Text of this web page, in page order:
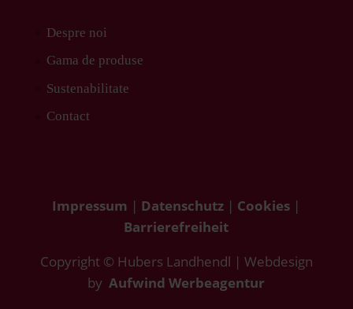
Despre noi
Gama de produse
Sustenabilitate
Contact
Impressum | Datenschutz | Cookies |
Barrierefreiheit
Copyright © Hubers Landhendl | Webdesign
byAufwind Werbeagentur